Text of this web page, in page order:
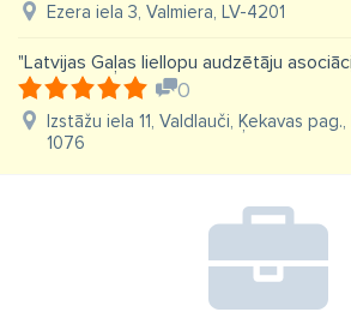
Ezera iela 3, Valmiera, LV-4201
"Latvijas Gaļas liellopu audzētāju
0
Izstāžu iela 11, Valdlauči, Ķekavas pag.,
1076